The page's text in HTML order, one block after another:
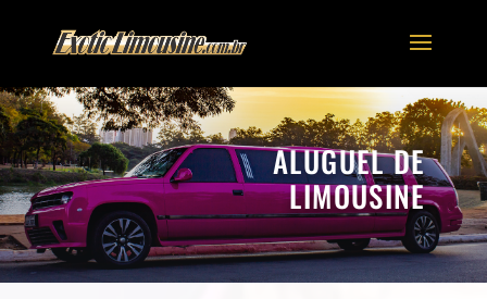
ALUGUEL DE
LIMOUSINE